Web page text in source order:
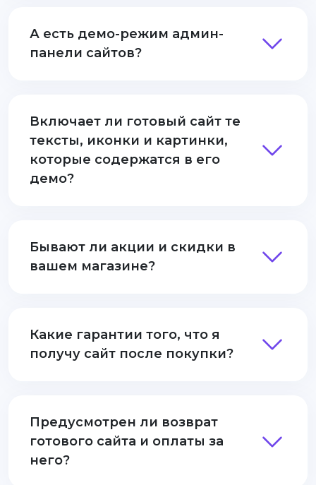
А есть демо-режим админ-
панели сайтов?
Включает ли готовый сайт те
тексты, иконки и картинки,
которые содержатся в его
демо?
Бывают ли акции и скидки в
вашем магазине?
Какие гарантии того, что я
получу сайт после покупки?
Предусмотрен ли возврат
готового сайта и оплаты за
него?